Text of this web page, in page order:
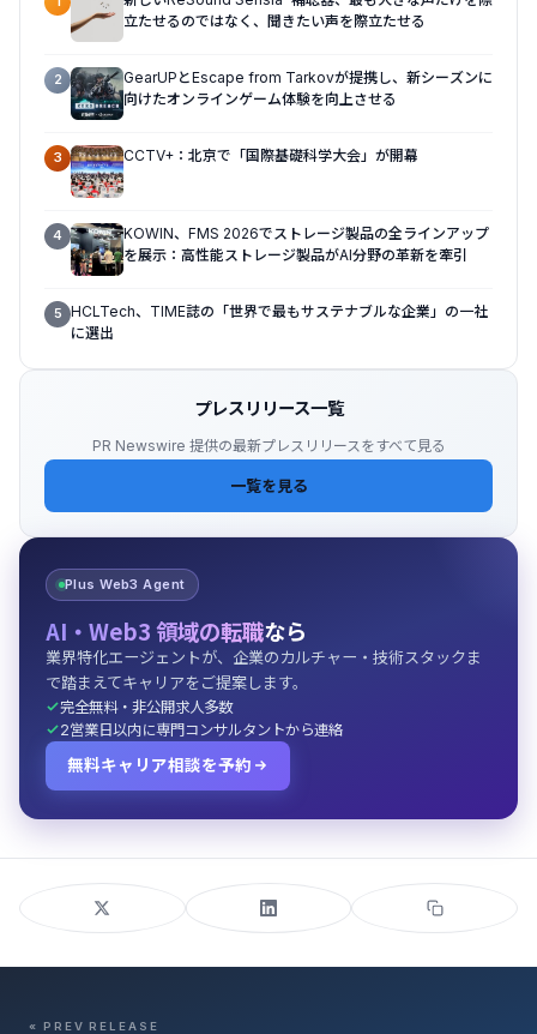
立たせるのではなく、聞きたい声を際立たせる
2
GearUPとEscape from Tarkovが提携し、新シーズンに
向けたオンラインゲーム体験を向上させる
3 CCTV+：北京で「国際基礎科学大会」が開幕
4
KOWIN、FMS 2026でストレージ製品の全ラインアップ
を展示：高性能ストレージ製品がAI分野の革新を牽引
5 HCLTech、TIME誌の「世界で最もサステナブルな企業」の一社
に選出
プレスリリース一覧
PR Newswire 提供の最新プレスリリースをすべて見る
一覧を見る
Plus Web3 Agent
AI・Web3 領域の転職なら
業界特化エージェントが、企業のカルチャー・技術スタックま
で踏まえてキャリアをご提案します。
完全無料・非公開求人多数
2営業日以内に専門コンサルタントから連絡
無料キャリア相談を予約
« PREV RELEASE